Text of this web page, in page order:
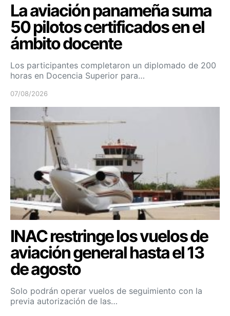
La aviación panameña suma
50 pilotos certificados en el
ámbito docente
Los participantes completaron un diplomado de 200
horas en Docencia Superior para…
07/08/2026
INAC restringe los vuelos de
aviación general hasta el 13
de agosto
Solo podrán operar vuelos de seguimiento con la
previa autorización de las…